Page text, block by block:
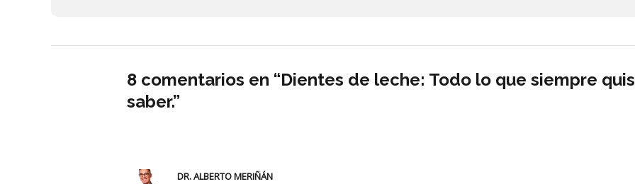
8 comentarios en “Dientes de leche: Todo lo que siempre
saber.”
DR. ALBERTO MERIÑÁN